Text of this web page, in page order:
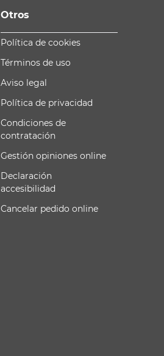
Otros
Política de cookies
Términos de uso
Aviso legal
Política de privacidad
Condiciones de
contratación
Gestión opiniones online
Declaración
accesibilidad
Cancelar pedido online